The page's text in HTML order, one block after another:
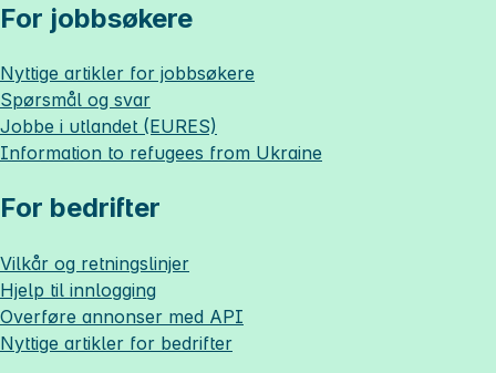
For jobbsøkere
Nyttige artikler for jobbsøkere
Spørsmål og svar
Jobbe i utlandet (EURES)
Information to refugees from Ukraine
For bedrifter
Vilkår og retningslinjer
Hjelp til innlogging
Overføre annonser med API
Nyttige artikler for bedrifter